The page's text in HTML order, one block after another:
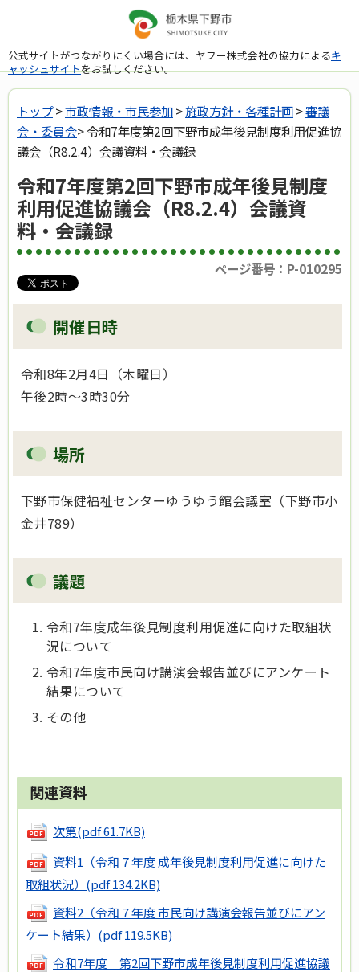
公式サイトがつながりにくい場合には、ヤフー株式会社の協力によるキ
ャッシュサイトをお試しください。
トップ>市政情報・市民参加>施政方針・各種計画>審議
会・委員会> 令和7年度第2回下野市成年後見制度利用促進協
議会（R8.2.4）会議資料・会議録
令和7年度第2回下野市成年後見制度
利用促進協議会（R8.2.4）会議資
料・会議録
ページ番号：P-010295
開催日時
令和8年2月4日（木曜日）
午後2時～3時30分
場所
下野市保健福祉センターゆうゆう館会議室（下野市小
金井789）
議題
令和7年度成年後見制度利用促進に向けた取組状
況について
令和7年度市民向け講演会報告並びにアンケート
結果について
その他
関連資料
次第(pdf 61.7KB)
資料1（令和７年度 成年後見制度利用促進に向けた
取組状況） (pdf 134.2KB)
資料2（令和７年度 市民向け講演会報告並びにアン
ケート結果） (pdf 119.5KB)
令和7年度 第2回下野市成年後見制度利用促進協議